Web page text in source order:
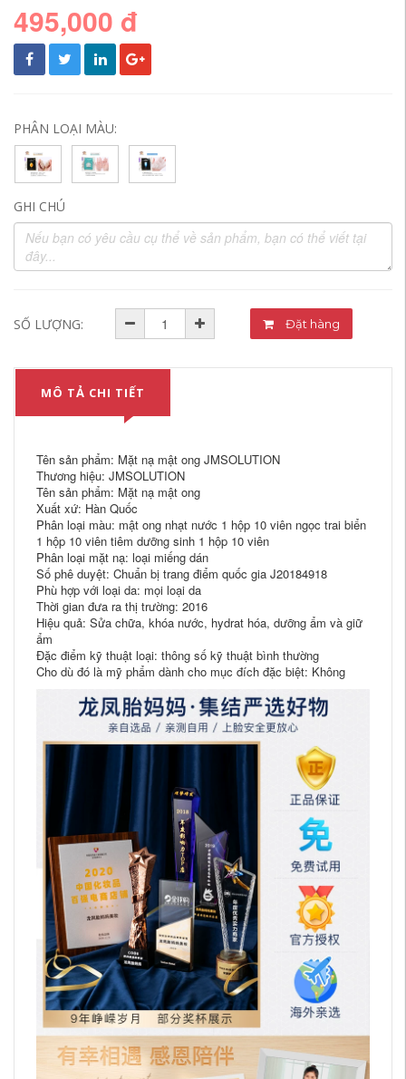
495,000 đ
PHÂN LOẠI MÀU:
GHI CHÚ
SỐ LƯỢNG: Đặt hàng
MÔ TẢ CHI TIẾT
Tên sản phẩm: Mặt nạ mật ong JMSOLUTION
Thương hiệu: JMSOLUTION
Tên sản phẩm: Mặt nạ mật ong
Xuất xứ: Hàn Quốc
Phân loại màu: mật ong nhạt nước 1 hộp 10 viên ngọc trai biển
1 hộp 10 viên tiêm dưỡng sinh 1 hộp 10 viên
Phân loại mặt nạ: loại miếng dán
Số phê duyệt: Chuẩn bị trang điểm quốc gia J20184918
Phù hợp với loại da: mọi loại da
Thời gian đưa ra thị trường: 2016
Hiệu quả: Sửa chữa, khóa nước, hydrat hóa, dưỡng ẩm và giữ
ẩm
Đặc điểm kỹ thuật loại: thông số kỹ thuật bình thường
Cho dù đó là mỹ phẩm dành cho mục đích đặc biệt: Không